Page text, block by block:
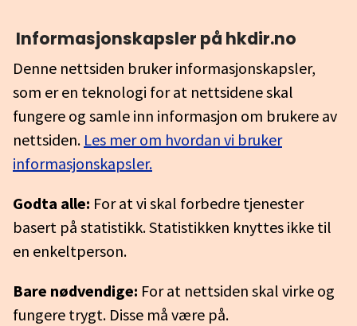
Informasjonskapsler på hkdir.no
Denne nettsiden bruker informasjonskapsler,
som er en teknologi for at nettsidene skal
fungere og samle inn informasjon om brukere av
nettsiden. Les mer om hvordan vi bruker
informasjonskapsler.
Godta alle: For at vi skal forbedre tjenester
basert på statistikk. Statistikken knyttes ikke til
en enkeltperson.
Bare nødvendige: For at nettsiden skal virke og
fungere trygt. Disse må være på.